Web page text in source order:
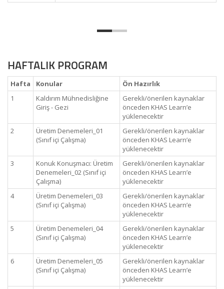
HAFTALIK PROGRAM
Hafta Konular
Ön Hazırlık
1
Kaldırım Mühnedisliğine
Giriş - Gezi
Gerekli/önerilen kaynaklar
önceden KHAS Learn’e
yüklenecektir
2
Üretim Denemeleri_01
(Sınıf içi Çalışma)
Gerekli/önerilen kaynaklar
önceden KHAS Learn’e
yüklenecektir
3
Konuk Konuşmacı: Üretim
Denemeleri_02 (Sınıf içi
Çalışma)
Gerekli/önerilen kaynaklar
önceden KHAS Learn’e
yüklenecektir
4
Üretim Denemeleri_03
(Sınıf içi Çalışma)
Gerekli/önerilen kaynaklar
önceden KHAS Learn’e
yüklenecektir
5
Üretim Denemeleri_04
(Sınıf içi Çalışma)
Gerekli/önerilen kaynaklar
önceden KHAS Learn’e
yüklenecektir
6
Üretim Denemeleri_05
(Sınıf içi Çalışma)
Gerekli/önerilen kaynaklar
önceden KHAS Learn’e
yüklenecektir